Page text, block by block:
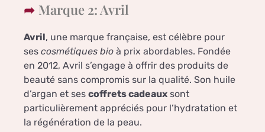
Marque 2: Avril
Avril, une marque française, est célèbre pour
ses cosmétiques bio à prix abordables. Fondée
en 2012, Avril s’engage à offrir des produits de
beauté sans compromis sur la qualité. Son huile
d’argan et ses coffrets cadeaux sont
particulièrement appréciés pour l’hydratation et
la régénération de la peau.